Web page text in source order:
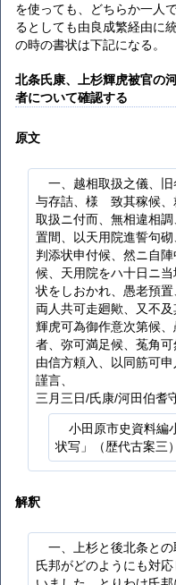
を使っても、どちらか一人
るとしても由良成繁経由に
の時の書状は下記になる。
北条氏康、上杉輝虎被官の
者について確認する
原文
一、越相取扱之儀、
与存詰、様ゝ致其稼候
取扱ニ付而、無相違相
置間、以天用院進誓句
判添状申付候、然ニ自
候、天用院をハ十日ニ
状をしおかれ、愚老預置
両人共可走廻歟、又不
輝虎可為御作意次第候
者、弥可満足候、菟角
由信方頼入、以同筋可申
謹言、
三月三日/氏康/河田伯耆
小田原市史資料編
状写」（歴代古案三
解釈
一、上杉と後北条と
氏邦がどのようにも対